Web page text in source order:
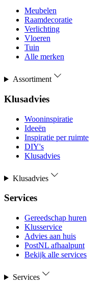
Meubelen
Raamdecoratie
Verlichting
Vloeren
Tuin
Alle merken
Assortiment
Klusadvies
Wooninspiratie
Ideeën
Inspiratie per ruimte
DIY's
Klusadvies
Klusadvies
Services
Gereedschap huren
Klusservice
Advies aan huis
PostNL afhaalpunt
Bekijk alle services
Services